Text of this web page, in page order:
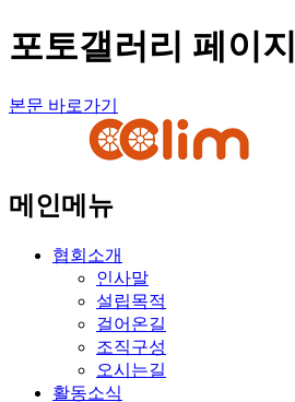
포토갤러리 페이지
본문 바로가기
메인메뉴
협회소개
인사말
설립목적
걸어온길
조직구성
오시는길
활동소식